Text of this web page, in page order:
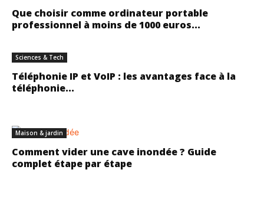
Que choisir comme ordinateur portable
professionnel à moins de 1000 euros...
Sciences & Tech
Téléphonie IP et VoIP : les avantages face à la
téléphonie...
Maison & jardin
Comment vider une cave inondée ? Guide
complet étape par étape